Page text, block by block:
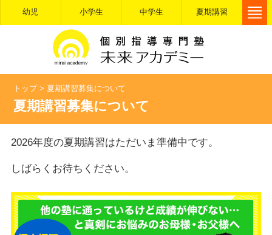
幼児 小学生 中学生 夏期講習
トップ> 夏期講習募集について
夏期講習募集について
2026年度の夏期講習はただいま準備中です。
しばらくお待ちください。